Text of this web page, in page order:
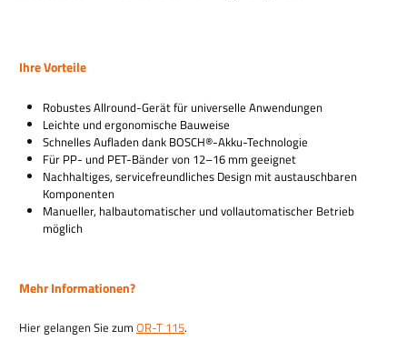
Ihre Vorteile
Robustes Allround-Gerät für universelle Anwendungen
Leichte und ergonomische Bauweise
Schnelles Aufladen dank BOSCH®-Akku-Technologie
Für PP- und PET-Bänder von 12–16 mm geeignet
Nachhaltiges, servicefreundliches Design mit austauschbaren
Komponenten
Manueller, halbautomatischer und vollautomatischer Betrieb
möglich
Mehr Informationen?
Hier gelangen Sie zum OR-T 115.